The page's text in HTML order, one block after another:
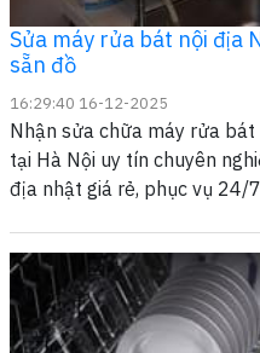
Sửa máy rửa bát nội địa
sẵn đồ
16:29:40 16-12-2025
Nhận sửa chữa máy rửa
tại Hà Nội uy tín chuyên
địa nhật giá rẻ, phục vụ 24/